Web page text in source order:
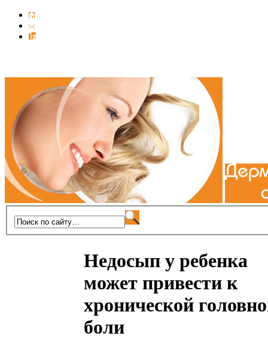
Недосып у ребенка
может привести к
хронической
боли